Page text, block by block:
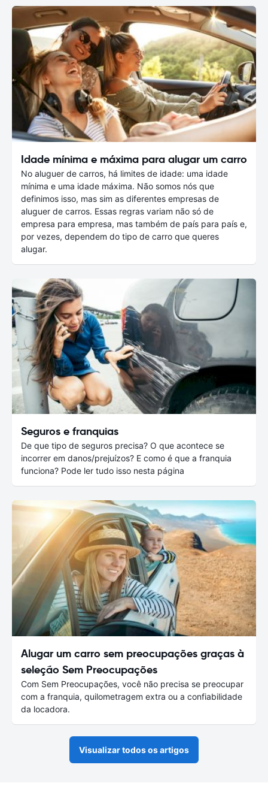
Idade mínima e máxima para alugar um carro
No aluguer de carros, há limites de idade: uma idade
mínima e uma idade máxima. Não somos nós que
definimos isso, mas sim as diferentes empresas de
aluguer de carros. Essas regras variam não só de
empresa para empresa, mas também de país para país e,
por vezes, dependem do tipo de carro que queres
alugar.
Seguros e franquias
De que tipo de seguros precisa? O que acontece se
incorrer em danos/prejuízos? E como é que a franquia
funciona? Pode ler tudo isso nesta página
Alugar um carro sem preocupações graças à
seleção Sem Preocupações
Com Sem Preocupações, você não precisa se preocupar
com a franquia, quilometragem extra ou a confiabilidade
da locadora.
Visualizar todos os artigos